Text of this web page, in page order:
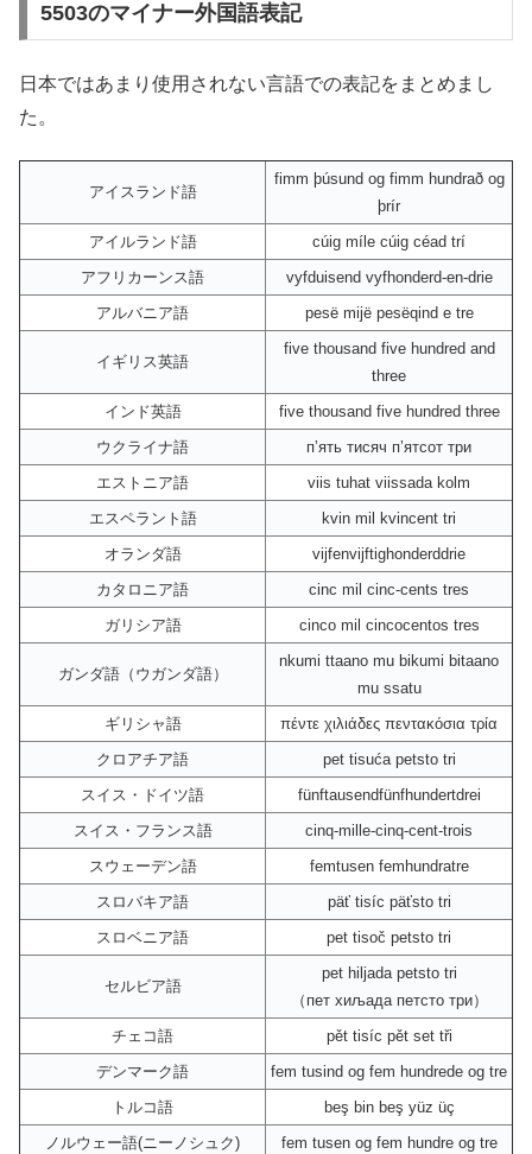
5503のマイナー外国語表記
日本ではあまり使用されない言語での表記をまとめまし
た。
アイスランド語
fimm þúsund og fimm hundrað og
þrír
アイルランド語
cúig míle cúig céad trí
アフリカーンス語
vyfduisend vyfhonderd-en-drie
アルバニア語
pesë mijë pesëqind e tre
イギリス英語
five thousand five hundred and
three
インド英語
five thousand five hundred three
ウクライナ語
пʼять тисяч пʼятсот три
エストニア語
viis tuhat viissada kolm
エスペラント語
kvin mil kvincent tri
オランダ語
vijfenvijftighonderddrie
カタロニア語
cinc mil cinc-cents tres
ガリシア語
cinco mil cincocentos tres
ガンダ語（ウガンダ語）
nkumi ttaano mu bikumi bitaano
mu ssatu
ギリシャ語
πέντε χιλιάδες πεντακόσια τρία
クロアチア語
pet tisuća petsto tri
スイス・ドイツ語
fünftausendfünfhundertdrei
スイス・フランス語
cinq-mille-cinq-cent-trois
スウェーデン語
femtusen femhundratre
スロバキア語
päť tisíc päťsto tri
スロベニア語
pet tisoč petsto tri
セルビア語
pet hiljada petsto tri
（пет хиљада петсто три）
チェコ語
pět tisíc pět set tři
デンマーク語
fem tusind og fem hundrede og tre
トルコ語
beş bin beş yüz üç
ノルウェー語(ニーノシュク)
fem tusen og fem hundre og tre